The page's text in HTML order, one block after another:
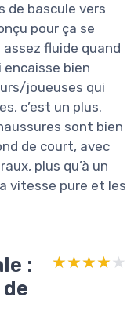
de bascule vers
pour ça se
fluide quand
encaisse bien
joueuses qui
c’est un plus.
sont bien
de court, avec
plus qu’à un
vitesse pure et les
:
★★★★★
★★★★★